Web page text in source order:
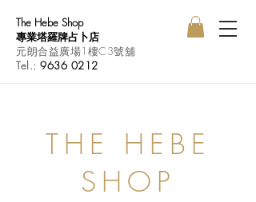
The Hebe Shop
專業塔羅牌占卜店
元朗合益廣場1樓C3號舖
Tel.:9636 0212
THE HEBE
SHOP